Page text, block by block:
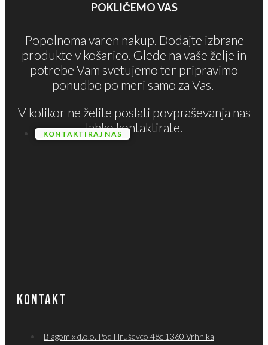
POKLIČEMO VAS
Popolnoma varen nakup. Dodajte izbrane
produkte v košarico. Glede na vaše želje in
potrebe Vam svetujemo ter pripravimo
ponudbo po meri samo za Vas.
V kolikor ne želite poslati povpraševanja nas
lahko kontaktirate.
KONTAKTIRAJ NAS
KONTAKT
Blagomix d.o.o. Pod Hruševco 48c 1360 Vrhnika